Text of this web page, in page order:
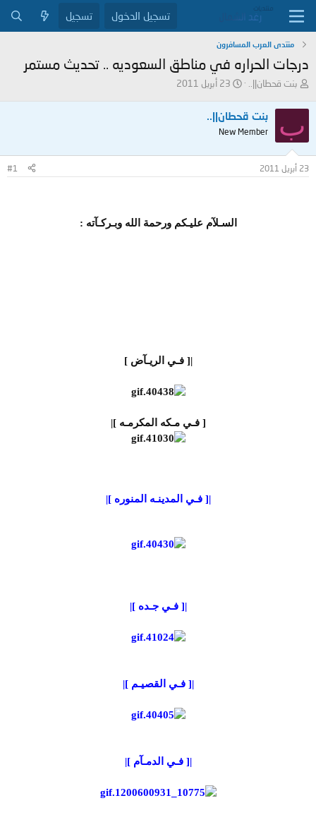
تسجيل الدخول تسجيل
منتدى العرب المسافرون
درجات الحراره في مناطق السعوديه .. تحديث مستمر
ب
د
ا
ل
م
و
بنت قحطان||..
ت
ي
خ
ل
23 أبريل 2011
ب بنت قحطان||..
New Member
23 أبريل 2011 #1
السـلآم عليـكم ورحمة الله وبـركـآته :
|[ فـي الريـآض ]
[ فـي مـكه المكرمـه ]|
|[ فـي المدينـه المنوره ]|
|[ فـي جـده ]|
|[ فـي القصيـم ]|
|[ فـي الدمـآم ]|